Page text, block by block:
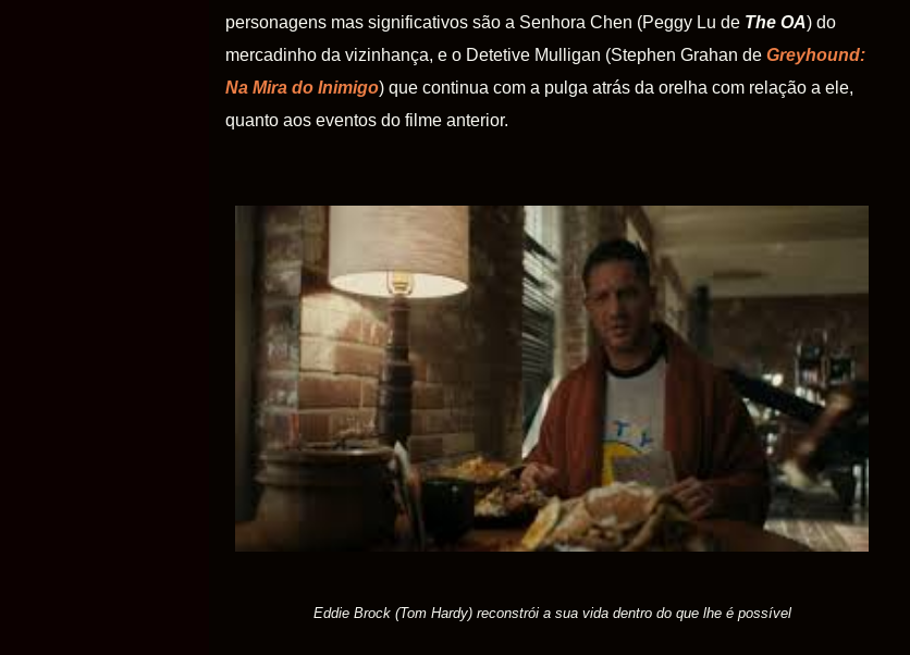
personagens mas significativos são a Senhora Chen (Peggy Lu de The OA) do
mercadinho da vizinhança, e o Detetive Mulligan (Stephen Grahan de Greyhound:
Na Mira do Inimigo) que continua com a pulga atrás da orelha com relação a ele,
quanto aos eventos do filme anterior.
EddieBrock (Tom Hardy) reconstrói a sua vida dentro do que lhe é possível